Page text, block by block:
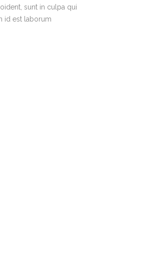
sunt in culpa qui
id est laborum